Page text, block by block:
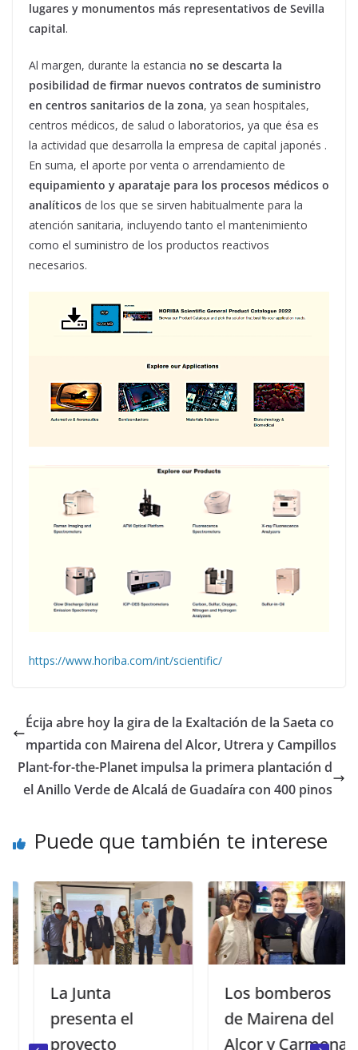
lugares y monumentos más representativos de Sevilla
capital.
Al margen, durante la estancia no se descarta la
posibilidad de firmar nuevos contratos de suministro
en centros sanitarios de la zona, ya sean hospitales,
centros médicos, de salud o laboratorios, ya que ésa es
la actividad que desarrolla la empresa de capital japonés .
En suma, el aporte por venta o arrendamiento de
equipamiento y aparataje para los procesos médicos o
analíticos de los que se sirven habitualmente para la
atención sanitaria, incluyendo tanto el mantenimiento
como el suministro de los productos reactivos
necesarios.
https://www.horiba.com/int/scientific/
Écija abre hoy la gira de la Exaltación de la Saeta co
mpartida con Mairena del Alcor, Utrera y Campillos
Plant-for-the-Planet impulsa la primera plantación d
el Anillo Verde de Alcalá de Guadaíra con 400 pinos
Puede que también te interese
La Junta
presenta el
proyecto
Los bomberos
de Mairena del
Alcor y Carmona